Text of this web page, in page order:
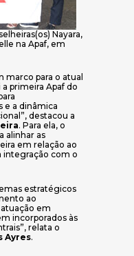
Nayara,
na Apaf, em
marco para o atual
a primeira Apaf do
e a dinâmica
destacou a
. Para ela, o
alinhar as
em relação ao
integração com o
estratégicos
ao
em
incorporados às
relata o
Ayres.